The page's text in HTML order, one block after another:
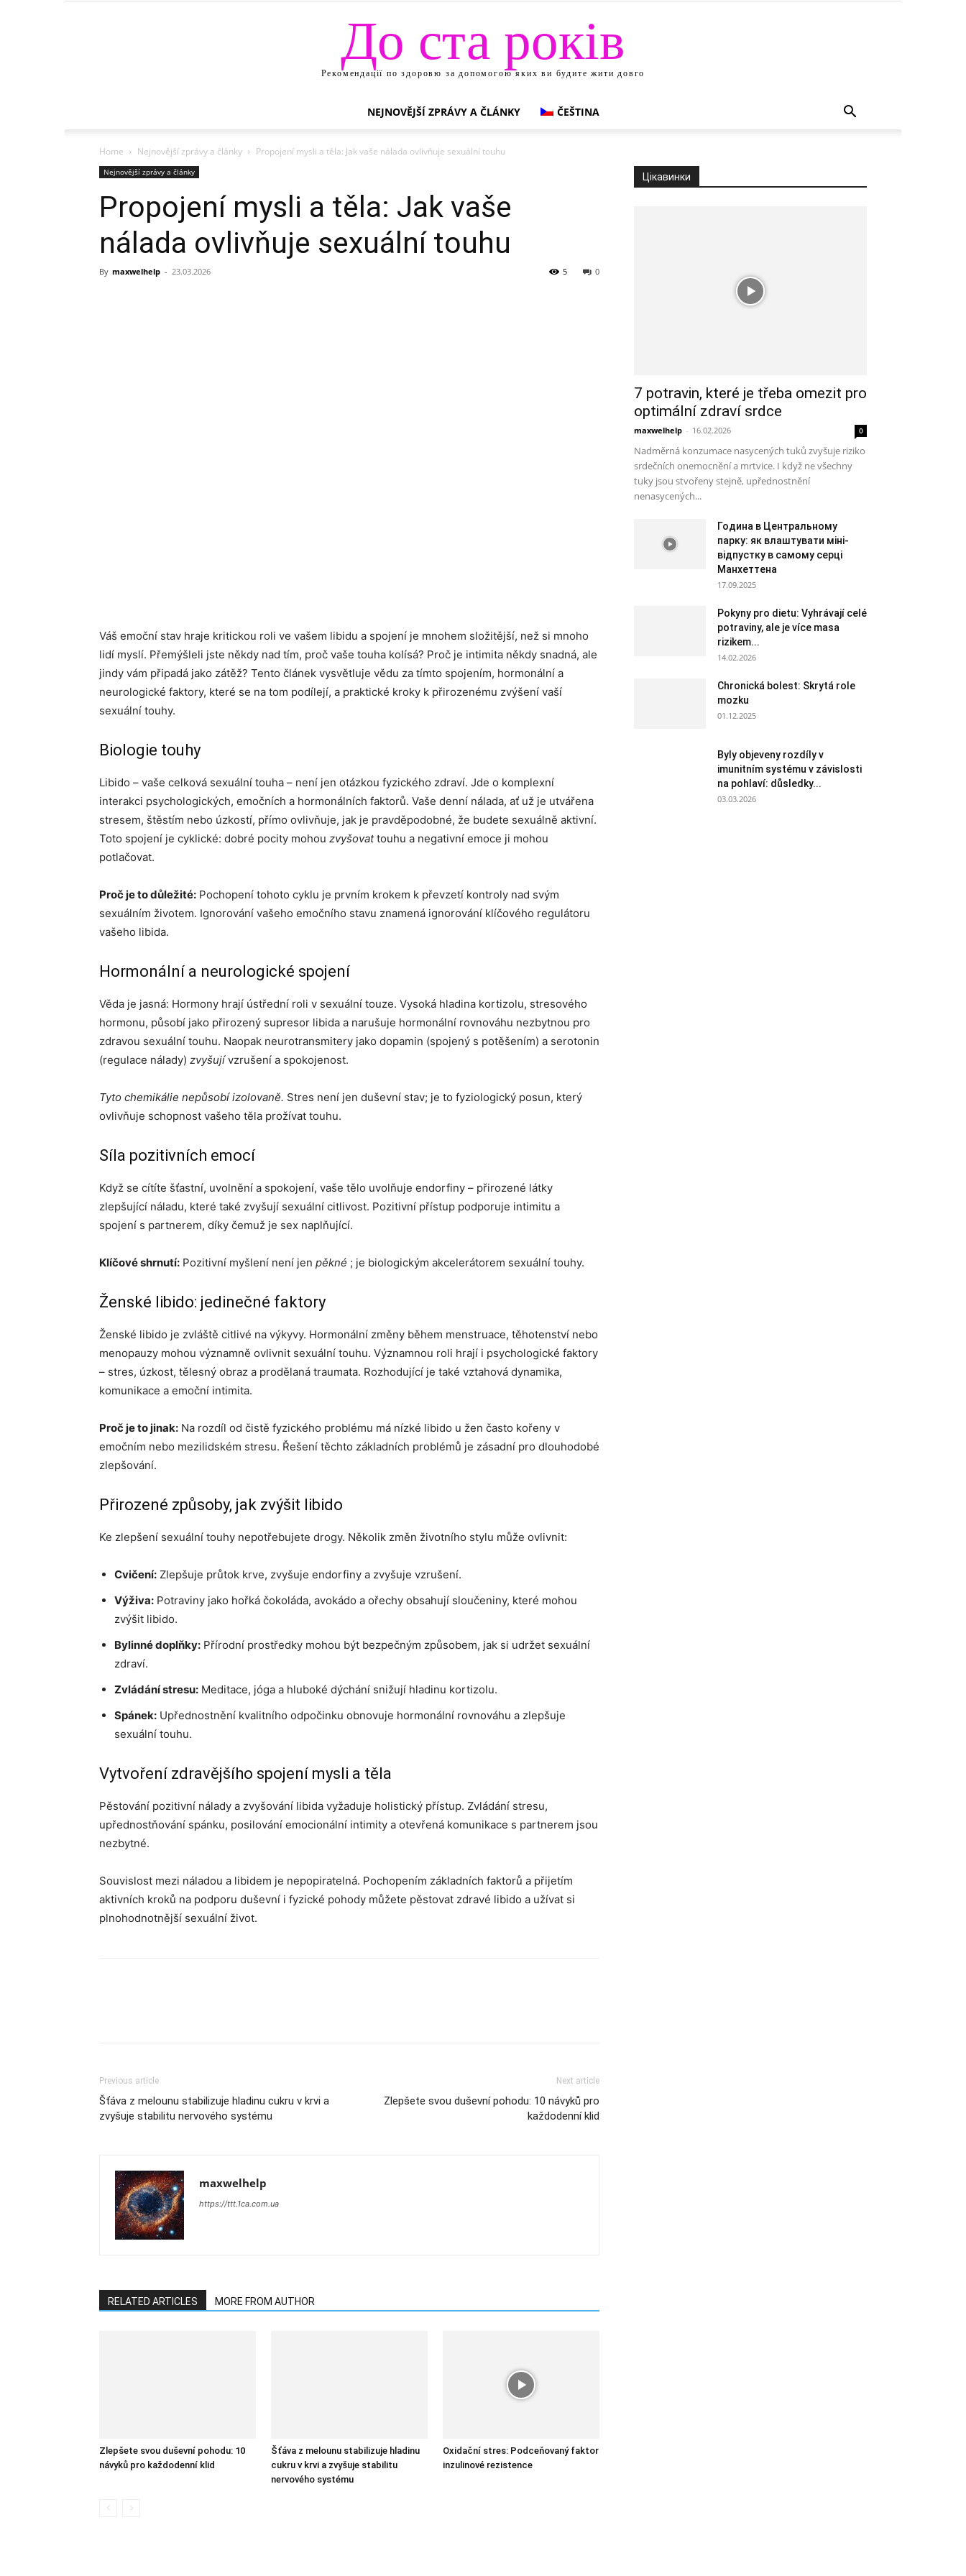
До ста років
Рекомендації по здоровю за допомогою яких ви будите жити довго
NEJNOVĚJŠÍ ZPRÁVY A ČLÁNKY ČEŠTINA
Home Nejnovější zprávy a články Propojení mysli a těla: Jak vaše nálada ovlivňuje sexuální touhu
Nejnovější zprávy a články
Propojení mysli a těla: Jak vaše
nálada ovlivňuje sexuální touhu
By maxwelhelp - 23.03.2026 0
5
Váš emoční stav hraje kritickou roli ve vašem libidu a spojení je mnohem složitější, než si mnoho
lidí myslí. Přemýšleli jste někdy nad tím, proč vaše touha kolísá? Proč je intimita někdy snadná, ale
jindy vám připadá jako zátěž? Tento článek vysvětluje vědu za tímto spojením, hormonální a
neurologické faktory, které se na tom podílejí, a praktické kroky k přirozenému zvýšení vaší
sexuální touhy.
Biologie touhy
Libido – vaše celková sexuální touha – není jen otázkou fyzického zdraví. Jde o komplexní
interakci psychologických, emočních a hormonálních faktorů. Vaše denní nálada, ať už je utvářena
stresem, štěstím nebo úzkostí, přímo ovlivňuje, jak je pravděpodobné, že budete sexuálně aktivní.
Toto spojení je cyklické: dobré pocity mohou zvyšovattouhu a negativní emoce ji mohou
potlačovat.
Proč je to důležité: Pochopení tohoto cyklu je prvním krokem k převzetí kontroly nad svým
sexuálním životem. Ignorování vašeho emočního stavu znamená ignorování klíčového regulátoru
vašeho libida.
Hormonální a neurologické spojení
Věda je jasná: Hormony hrají ústřední roli v sexuální touze. Vysoká hladina kortizolu, stresového
hormonu, působí jako přirozený supresor libida a narušuje hormonální rovnováhu nezbytnou pro
zdravou sexuální touhu. Naopak neurotransmitery jako dopamin (spojený s potěšením) a serotonin
(regulace nálady) zvyšujívzrušení a spokojenost.
Tyto chemikálie nepůsobí izolovaně. Stres není jen duševní stav; je to fyziologický posun, který
ovlivňuje schopnost vašeho těla prožívat touhu.
Síla pozitivních emocí
Když se cítíte šťastní, uvolnění a spokojení, vaše tělo uvolňuje endorfiny – přirozené látky
zlepšující náladu, které také zvyšují sexuální citlivost. Pozitivní přístup podporuje intimitu a
spojení s partnerem, díky čemuž je sex naplňující.
Klíčové shrnutí: Pozitivní myšlení není jen pěkné ; je biologickým akcelerátorem sexuální touhy.
Ženské libido: jedinečné faktory
Ženské libido je zvláště citlivé na výkyvy. Hormonální změny během menstruace, těhotenství nebo
menopauzy mohou významně ovlivnit sexuální touhu. Významnou roli hrají i psychologické faktory
– stres, úzkost, tělesný obraz a prodělaná traumata. Rozhodující je také vztahová dynamika,
komunikace a emoční intimita.
Proč je to jinak: Na rozdíl od čistě fyzického problému má nízké libido u žen často kořeny v
emočním nebo mezilidském stresu. Řešení těchto základních problémů je zásadní pro dlouhodobé
zlepšování.
Přirozené způsoby, jak zvýšit libido
Ke zlepšení sexuální touhy nepotřebujete drogy. Několik změn životního stylu může ovlivnit:
Cvičení: Zlepšuje průtok krve, zvyšuje endorfiny a zvyšuje vzrušení.
Výživa: Potraviny jako hořká čokoláda, avokádo a ořechy obsahují sloučeniny, které mohou
zvýšit libido.
Bylinné doplňky: Přírodní prostředky mohou být bezpečným způsobem, jak si udržet sexuální
zdraví.
Zvládání stresu: Meditace, jóga a hluboké dýchání snižují hladinu kortizolu.
Spánek: Upřednostnění kvalitního odpočinku obnovuje hormonální rovnováhu a zlepšuje
sexuální touhu.
Vytvoření zdravějšího spojení mysli a těla
Pěstování pozitivní nálady a zvyšování libida vyžaduje holistický přístup. Zvládání stresu,
upřednostňování spánku, posilování emocionální intimity a otevřená komunikace s partnerem jsou
nezbytné.
Souvislost mezi náladou a libidem je nepopiratelná. Pochopením základních faktorů a přijetím
aktivních kroků na podporu duševní i fyzické pohody můžete pěstovat zdravé libido a užívat si
plnohodnotnější sexuální život.
Previous article
Šťáva z melounu stabilizuje hladinu cukru v krvi a
zvyšuje stabilitu nervového systému
Next article
Zlepšete svou duševní pohodu: 10 návyků pro
každodenní klid
maxwelhelp
https://ttt.1ca.com.ua
RELATED ARTICLES MORE FROM AUTHOR
Zlepšete svou duševní pohodu: 10
návyků pro každodenní klid
Šťáva z melounu stabilizuje hladinu
cukru v krvi a zvyšuje stabilitu
nervového systému
Oxidační stres: Podceňovaný faktor
inzulinové rezistence
Цікавинки
7 potravin, které je třeba omezit pro
optimální zdraví srdce
maxwelhelp - 16.02.2026 0
Nadměrná konzumace nasycených tuků zvyšuje riziko
srdečních onemocnění a mrtvice. I když ne všechny
tuky jsou stvořeny stejně, upřednostnění
nenasycených...
Година в Центральному
парку: як влаштувати міні-
відпустку в самому серці
Манхеттена
17.09.2025
Pokyny pro dietu: Vyhrávají celé
potraviny, ale je více masa
rizikem...
14.02.2026
Chronická bolest: Skrytá role
mozku
01.12.2025
Byly objeveny rozdíly v
imunitním systému v závislosti
na pohlaví: důsledky...
03.03.2026